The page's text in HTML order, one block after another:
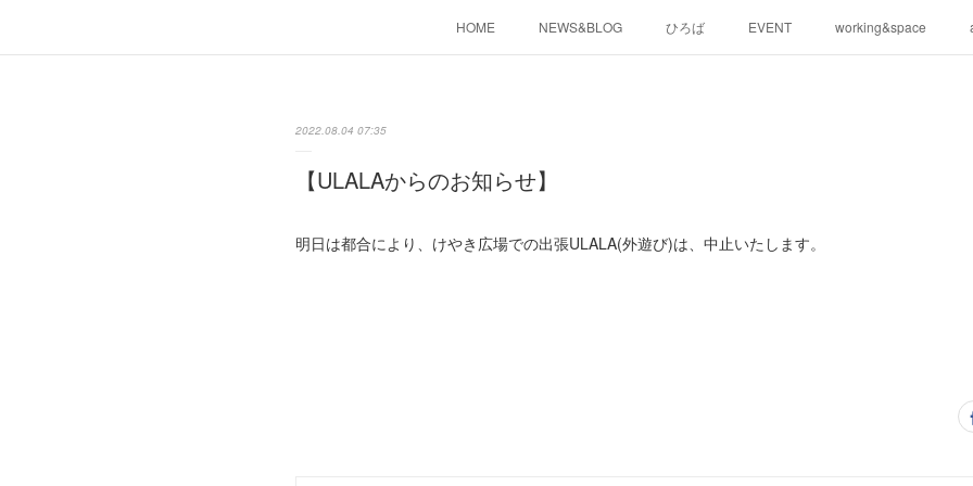
HOME NEWS&BLOG ひろば EVENT working&space
2022.08.04 07:35
【ULALAからのお知らせ】
明日は都合により、けやき広場での出張ULALA(外遊び)は、中止いたします。